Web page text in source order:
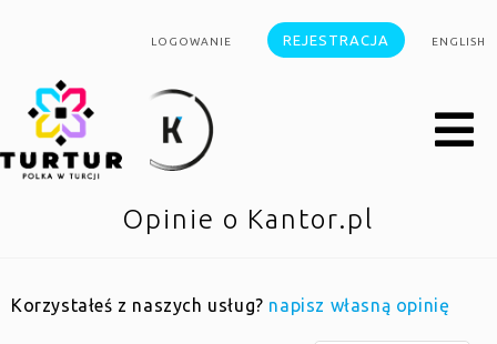
LOGOWANIE REJESTRACJA ENGLISH
Opinie o Kantor.pl
Korzystałeś z naszych usług? napisz własną opinię